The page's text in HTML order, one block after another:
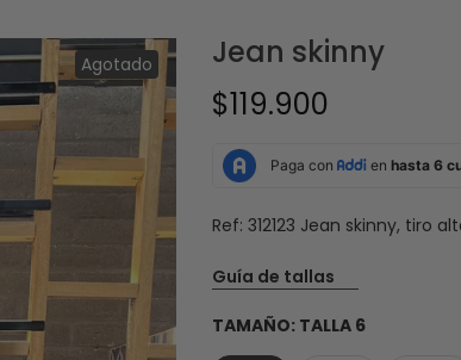
Agotado
Jean skinny
$119.900
Ref: 312123 Jean skinny, tiro
Guía de tallas
TAMAÑO: TALLA 6